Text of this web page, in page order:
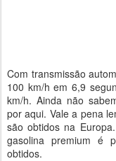
Com transmissão
100 km/h em 6,9
km/h. Ainda não
por aqui. Vale a pena
são obtidos na
gasolina premium é
obtidos.